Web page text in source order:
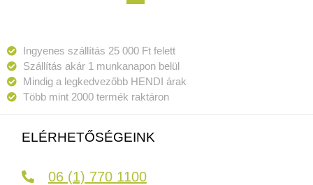
Ingyenes szállítás 25 000 Ft felett
Szállítás akár 1 munkanapon belül
Mindig a legkedvezőbb HENDI árak
Több mint 2000 termék raktáron
ELÉRHETŐSÉGEINK
06 (1) 770 1100